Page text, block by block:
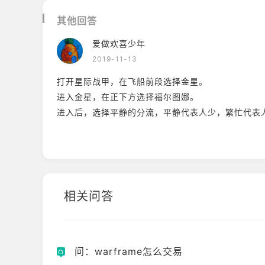
其他回答
爱做欢喜少年
2019-11-13
打开星际战甲，在飞船前段选择金星。
进入金星，在正下方选择福尔图娜。
进入后，选择平静的分流，平静代表人少，繁忙代表
相关问答
Q 问：warframe怎么交易